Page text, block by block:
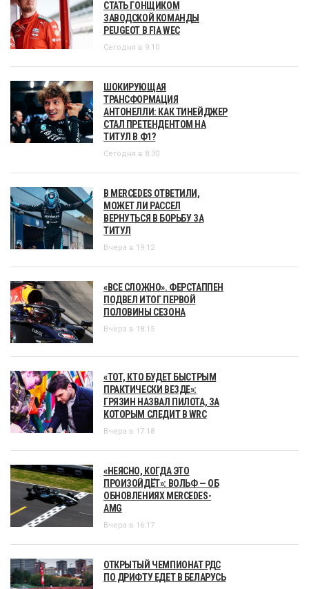
СТАТЬ ГОНЩИКОМ
ЗАВОДСКОЙ КОМАНДЫ
PEUGEOT В FIA WEC
Сегодня в 9:10
ШОКИРУЮЩАЯ
ТРАНСФОРМАЦИЯ
АНТОНЕЛЛИ: КАК ТИНЕЙДЖЕР
СТАЛ ПРЕТЕНДЕНТОМ НА
ТИТУЛ В Ф1?
Сегодня в 8:30
В MERCEDES ОТВЕТИЛИ,
МОЖЕТ ЛИ РАССЕЛ
ВЕРНУТЬСЯ В БОРЬБУ ЗА
ТИТУЛ
Вчера в 19:12
«ВСЕ СЛОЖНО». ФЕРСТАППЕН
ПОДВЕЛ ИТОГ ПЕРВОЙ
ПОЛОВИНЫ СЕЗОНА
Вчера в 18:15
«ТОТ, КТО БУДЕТ БЫСТРЫМ
ПРАКТИЧЕСКИ ВЕЗДЕ»:
ГРЯЗИН НАЗВАЛ ПИЛОТА, ЗА
КОТОРЫМ СЛЕДИТ В WRC
Вчера в 17:18
«НЕЯСНО, КОГДА ЭТО
ПРОИЗОЙДЁТ»: ВОЛЬФ — ОБ
ОБНОВЛЕНИЯХ MERCEDES-
AMG
Вчера в 16:17
ОТКРЫТЫЙ ЧЕМПИОНАТ РДС
ПО ДРИФТУ ЕДЕТ В БЕЛАРУСЬ